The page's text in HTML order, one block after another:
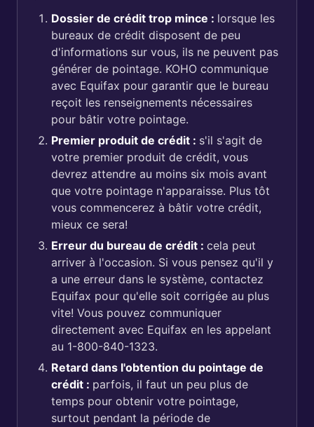
Dossier de crédit trop mince : lorsque les
bureaux de crédit disposent de peu
d'informations sur vous, ils ne peuvent pas
générer de pointage. KOHO communique
avec Equifax pour garantir que le bureau
reçoit les renseignements nécessaires
pour bâtir votre pointage.
Premier produit de crédit : s'il s'agit de
votre premier produit de crédit, vous
devrez attendre au moins six mois avant
que votre pointage n'apparaisse. Plus tôt
vous commencerez à bâtir votre crédit,
mieux ce sera!
Erreur du bureau de crédit : cela peut
arriver à l'occasion. Si vous pensez qu'il y
a une erreur dans le système, contactez
Equifax pour qu'elle soit corrigée au plus
vite! Vous pouvez communiquer
directement avec Equifax en les appelant
au 1-800-840-1323.
Retard dans l'obtention du pointage de
crédit : parfois, il faut un peu plus de
temps pour obtenir votre pointage,
surtout pendant la période de